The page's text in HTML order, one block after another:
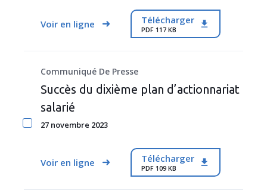
Voir en ligne Télécharger
PDF 117 KB
Communiqué De Presse
Succès du dixième plan d’actionnariat
salarié
27 novembre 2023
Voir en ligne Télécharger
PDF 109 KB